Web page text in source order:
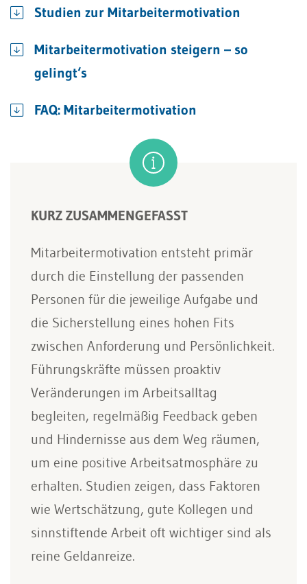
Studien zur Mitarbeitermotivation
Mitarbeitermotivation steigern – so
gelingt‘s
FAQ: Mitarbeitermotivation
KURZ ZUSAMMENGEFASST
Mitarbeitermotivation entsteht primär
durch die Einstellung der passenden
Personen für die jeweilige Aufgabe und
die Sicherstellung eines hohen Fits
zwischen Anforderung und Persönlichkeit.
Führungskräfte müssen proaktiv
Veränderungen im Arbeitsalltag
begleiten, regelmäßig Feedback geben
und Hindernisse aus dem Weg räumen,
um eine positive Arbeitsatmosphäre zu
erhalten. Studien zeigen, dass Faktoren
wie Wertschätzung, gute Kollegen und
sinnstiftende Arbeit oft wichtiger sind als
reine Geldanreize.